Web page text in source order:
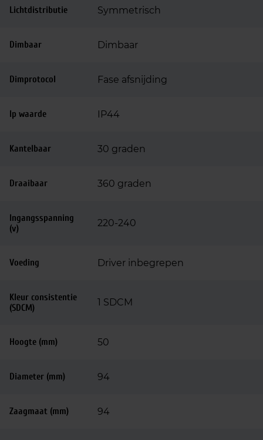
Lichtdistributie Symmetrisch
Dimbaar Dimbaar
Dimprotocol Fase afsnijding
Ip waarde IP44
Kantelbaar 30 graden
Draaibaar 360 graden
Ingangsspanning
(v)
220-240
Voeding Driver inbegrepen
Kleur consistentie
(SDCM)
1 SDCM
Hoogte (mm) 50
Diameter (mm) 94
Zaagmaat (mm) 94